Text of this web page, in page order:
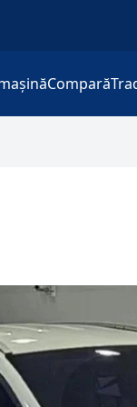
Compară